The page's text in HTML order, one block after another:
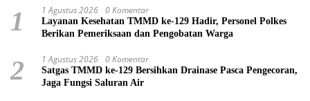
1 1 Agustus 2026 0 Komentar
Layanan Kesehatan TMMD ke-129 Hadir, Personel Polkes
Berikan Pemeriksaan dan Pengobatan Warga
2 1 Agustus 2026 0 Komentar
Satgas TMMD ke-129 Bersihkan Drainase Pasca Pengecoran,
Jaga Fungsi Saluran Air